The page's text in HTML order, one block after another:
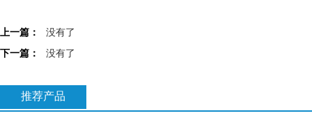
上一篇：
没有了
下一篇：
没有了
推荐产品